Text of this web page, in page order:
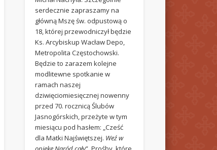
serdecznie zapraszamy na
główną Mszę św. odpustową o
18, której przewodniczył będzie
Ks. Arcybiskup Wacław Depo,
Metropolita Częstochowski.
Będzie to zarazem kolejne
modlitewne spotkanie w
ramach naszej
dziwięciomiesięcznej nowenny
przed 70. rocznicą Ślubów
Jasnogórskich, przeżyte w tym
miesiącu pod hasłem: „Cześć
dla Matki Najświętszej. Weź w